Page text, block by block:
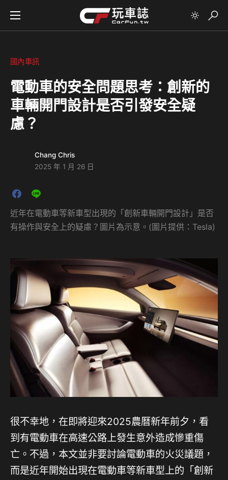
國內車訊
電動車的安全問題思考：創新的
車輛開門設計是否引發安全疑
慮？
Chang Chris
2025 年 1 月 26 日
近年在電動車等新車型出現的「創新車輛開門設計」是否
有操作與安全上的疑慮？圖片為示意。(圖片提供：Tesla)
很不幸地，在即將迎來2025農曆新年前夕，看
到有電動車在高速公路上發生意外造成慘重傷
亡。不過，本文並非要討論電動車的火災議題，
而是近年開始出現在電動車等新車型上的「創新